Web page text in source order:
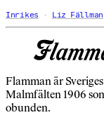
Inrikes Liz Fällman
Flamman är
Malmfälten 1906
obunden.